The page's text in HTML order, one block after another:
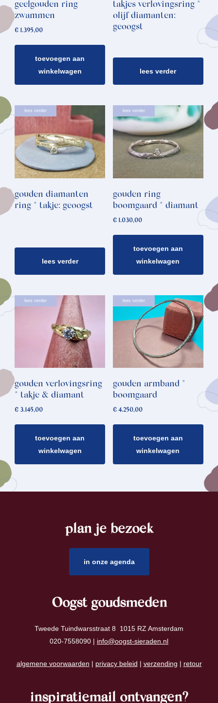
geelgouden ring
zwammen
€ 1.395,00
toevoegen aan
winkelwagen
takjes verlovingsring *
olijf diamanten:
geoogst
lees verder
lees verder
gouden diamanten
ring * takje: geoogst
lees verder
lees verder
gouden ring
boomgaard * diamant
€1.030,00
toevoegen aan
winkelwagen
lees verder
gouden verlovingsring
* takje & diamant
€ 3.145,00
toevoegen aan
winkelwagen
lees verder
gouden armband *
boomgaard
€4.250,00
toevoegen aan
winkelwagen
plan je bezoek
in onze agenda
Oogst goudsmeden
Tweede Tuindwarsstraat 8 1015 RZ Amsterdam
020-7558090 | info@oogst-sieraden.nl
algemene voorwaarden | privacy beleid | verzending | retour
inspiratiemail ontvangen?